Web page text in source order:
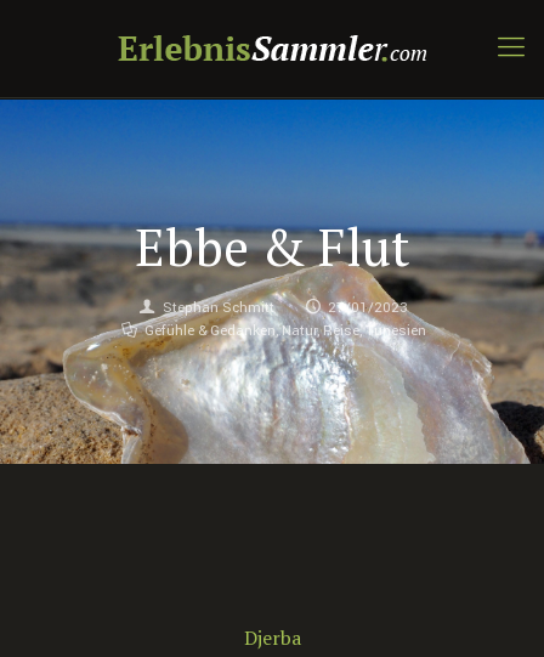
Ebbe & Flut
Stephan Schmitt
27/01/2023
Gefühle & Gedanken,Natur,Reise,Tunesien
Djerba